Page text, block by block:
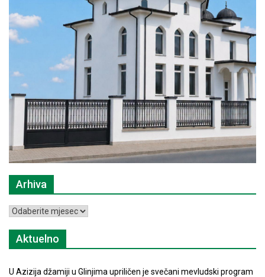
Arhiva
Arhiva
Aktuelno
U Azizija džamiji u Glinjima upriličen je svečani mevludski program